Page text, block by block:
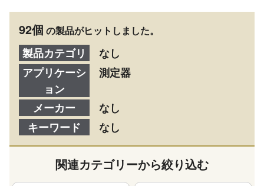
92個 の製品がヒットしました。
製品カテゴリ
なし
アプリケーシ
ョン
測定器
メーカー
なし
キーワード
なし
関連カテゴリーから絞り込む